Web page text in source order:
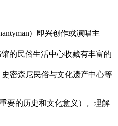
）即兴创作或演唱主
馆的民俗生活中心收藏有丰富的
密森尼民俗与文化遗产中心等
要的历史和文化意义）。理解